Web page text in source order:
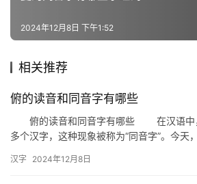
义
组
词
拼
音
2024年12月8日 下午1:52
相关推荐
俯的读音和同音字有哪些
俯的读音和同音字有哪些 在汉语中
多个汉字，这种现象被称为“同音字”。今天
汉字 2024年12月8日